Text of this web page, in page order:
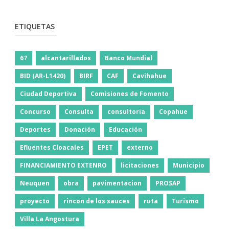
ETIQUETAS
67 alcantarillados Banco Mundial
BID (AR-L1420) BIRF CAF Cavihahue
Ciudad Deportiva Comisiones de Fomento
Concurso Consulta consultoria Copahue
Deportes Donación Educación
Efluentes Cloacales EPET externo
FINANCIAMIENTO EXTENRO licitaciones Municipio
Neuquen obra pavimentacion PROSAP
proyecto rincon de los sauces ruta Turismo
Villa La Angostura